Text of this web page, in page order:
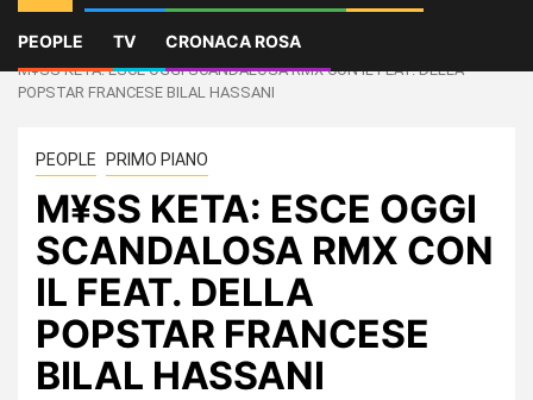
PEOPLE TV CRONACA ROSA
Home
PEOPLE
M¥SS KETA: ESCE OGGI SCANDALOSA RMX CON IL FEAT. DELLA
POPSTAR FRANCESE BILAL HASSANI
PEOPLE PRIMO PIANO
M¥SS KETA: ESCE OGGI
SCANDALOSA RMX CON
IL FEAT. DELLA
POPSTAR FRANCESE
BILAL HASSANI